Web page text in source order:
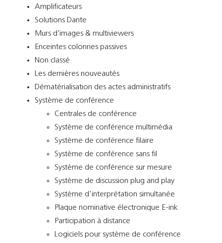
Amplificateurs
Solutions Dante
Murs d’images & multiviewers
Enceintes colonnes passives
Non classé
Les dernières nouveautés
Dématérialisation des actes administratifs
Système de conférence
Centrales de conférence
Système de conférence multimédia
Système de conférence filaire
Système de conférence sans fil
Système de conférence sur mesure
Système de discussion plug and play
Système d'interprétation simultanée
Plaque nominative électronique E-ink
Participation à distance
Logiciels pour système de conférence